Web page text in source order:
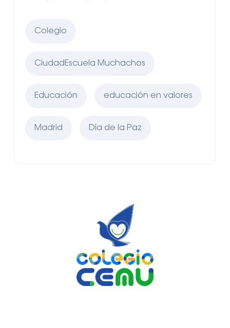
Colegio
CiudadEscuela Muchachos
Educación educación en valores
Madrid Día de la Paz